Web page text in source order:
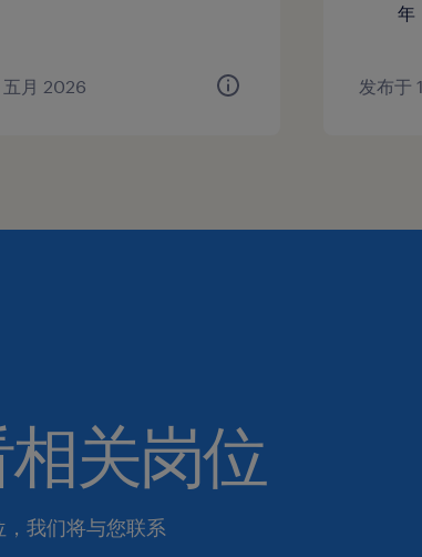
五月 2026
年
发布于
关岗位
我们将与您联系